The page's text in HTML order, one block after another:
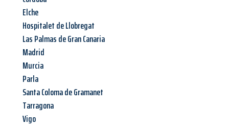
Elche
Hospitalet de Llobregat
Las Palmas de Gran Canaria
Madrid
Murcia
Parla
Santa Coloma de Gramanet
Tarragona
Vigo